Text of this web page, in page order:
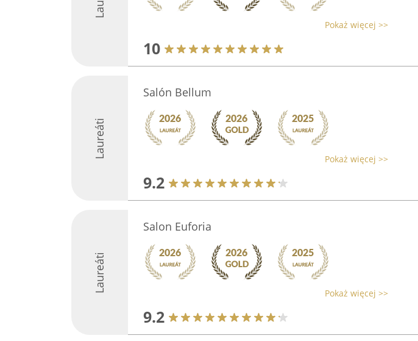
Pokaż więcej >>
10
Laureáti
Salón Bellum
Pokaż więcej >>
9.2
Laureáti
Salon Euforia
Pokaż więcej >>
9.2